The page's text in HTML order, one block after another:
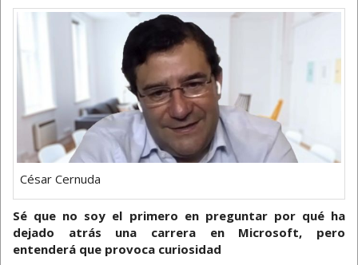
César Cernuda
Sé que no soy el primero en preguntar por qué ha
dejado atrás una carrera en Microsoft, pero
entenderá que provoca curiosidad